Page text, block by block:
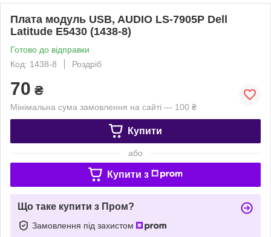
Плата модуль USB, AUDIO LS-7905P Dell
Latitude E5430 (1438-8)
Готово до відправки
Код: 1438-8
Роздріб
70 ₴
Мінімальна сума замовлення на сайті — 100 ₴
Купити
або
Купити з
Що таке купити з Пром?
Замовлення під захистом